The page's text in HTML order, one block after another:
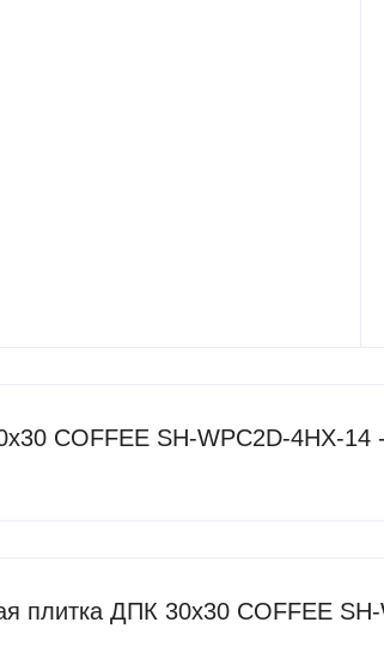
COFFEE SH-WPC2D-4HX-14
плитка ДПК 30x30 COFFEE